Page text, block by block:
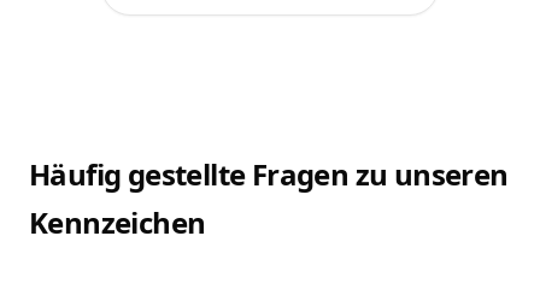
Häufig gestellte Fragen zu unseren
Kennzeichen